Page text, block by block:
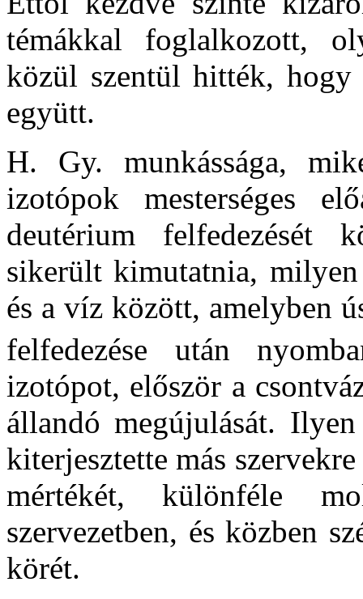
témákkal foglalkozott,
közül szentül hitték, hogy
együtt.
H. Gy. munkássága,
izotópok mesterséges
deutérium felfedezését
sikerült kimutatnia,
és a víz között, amelyben
felfedezése után
izotópot, először a
állandó megújulását.
kiterjesztette más
mértékét, különféle
szervezetben, és közben
körét.